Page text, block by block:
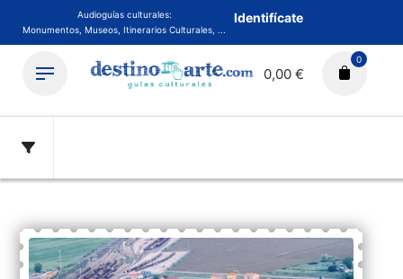
Audioguías culturales:
Monumentos, Museos, Itinerarios Culturales, ...
Identifícate
0,00 €
0